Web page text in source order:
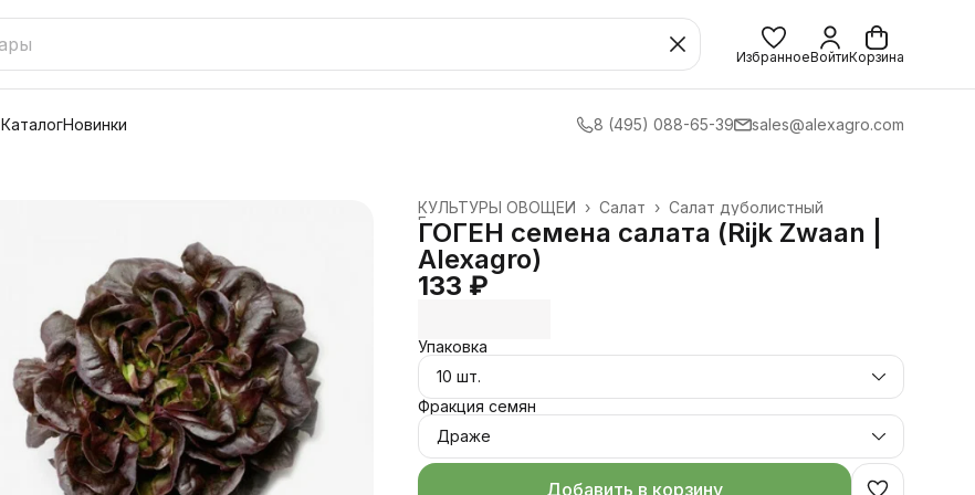
ИзбранноеВойтиКорзина
КаталогНовинки 8 (495) 088-65-39 sales@alexagro.com
Салат дуболистный
Салат ›
КУЛЬТУРЫ ОВОЩЕЙ ›
Главная ›
ГОГЕН семена салата (Rijk Zwaan |
Alexagro)
133 ₽
Упаковка
10 шт.
Фракция семян
Драже
Добавить в корзину